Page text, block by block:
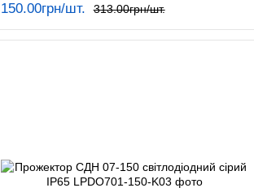
313.00грн/шт.
150.00грн/шт.